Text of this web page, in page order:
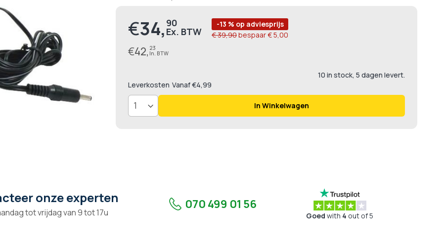
Prijs
€34, 90
€42, 23
-13 % op adviesprijs
€ 39,90bespaar€ 5,00
10 in stock, 5 dagen levert.
Leverkosten Vanaf €4,99
In Winkelwagen
onze experten
tot vrijdag van 9 tot 17u
070 499 01 56
Goed with 4 out of 5